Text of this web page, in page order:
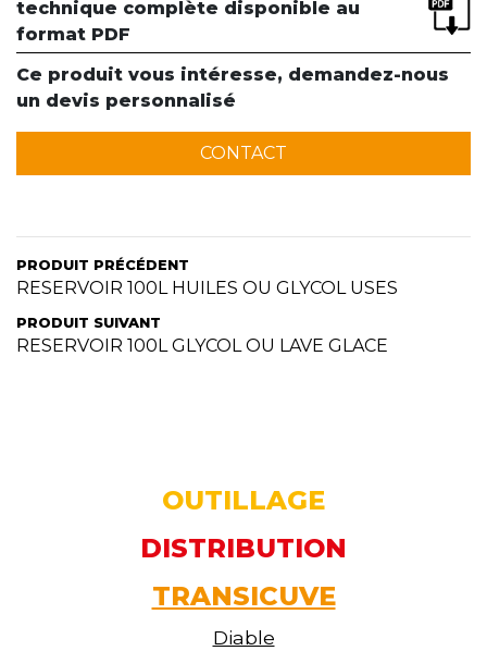
OUTILLAGE
DISTRIBUTION
TRANSICUVE
Diable
technique complète disponible au
format PDF
Ce produit vous intéresse, demandez-nous
un devis personnalisé
CONTACT
PRODUIT PRÉCÉDENT
RESERVOIR 100L HUILES OU GLYCOL USES
PRODUIT SUIVANT
RESERVOIR 100L GLYCOL OU LAVE GLACE